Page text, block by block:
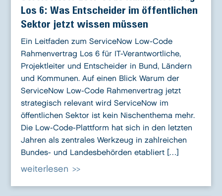
Los 6: Was Entscheider im öffentlichen
Sektor jetzt wissen müssen
Ein Leitfaden zum ServiceNow Low-Code
Rahmenvertrag Los 6 für IT-Verantwortliche,
Projektleiter und Entscheider in Bund, Ländern
und Kommunen. Auf einen Blick Warum der
ServiceNow Low-Code Rahmenvertrag jetzt
strategisch relevant wird ServiceNow im
öffentlichen Sektor ist kein Nischenthema mehr.
Die Low-Code-Plattform hat sich in den letzten
Jahren als zentrales Werkzeug in zahlreichen
Bundes- und Landesbehörden etabliert […]
weiterlesen